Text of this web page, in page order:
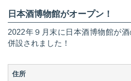
日本酒博物館がオープン！
2022年９月末に日本酒博物館が
併設されました！
住所